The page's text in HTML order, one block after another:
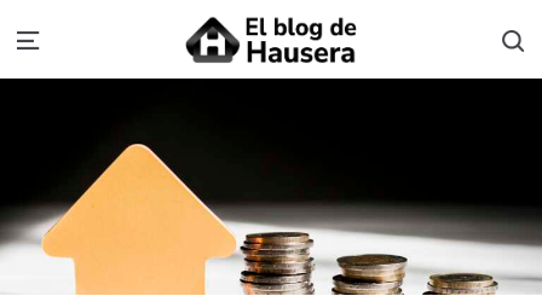
Menu